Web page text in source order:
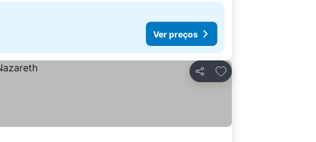
Ver preços
Partilhar
Adicionar aos favoritos